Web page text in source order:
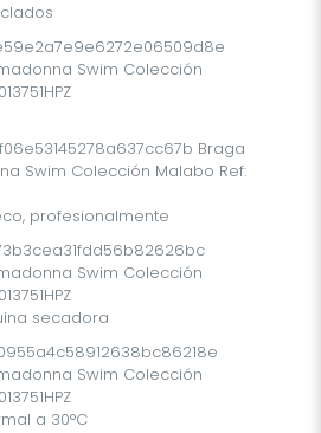
profesionalmente
secadora
a 30°C